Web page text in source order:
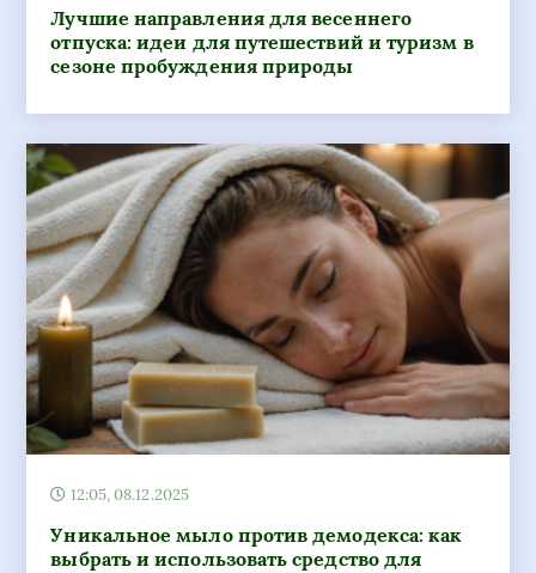
Лучшие направления для весеннего
отпуска: идеи для путешествий и туризм в
сезоне пробуждения природы
12:05, 08.12.2025
Уникальное мыло против демодекса: как
выбрать и использовать средство для